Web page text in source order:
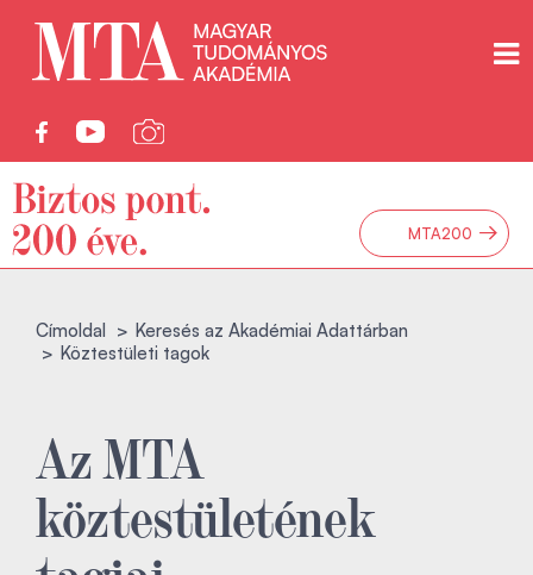
MTA200 →
Címoldal
Keresés az Akadémiai Adattárban
Köztestületi tagok
Az MTA
köztestületének